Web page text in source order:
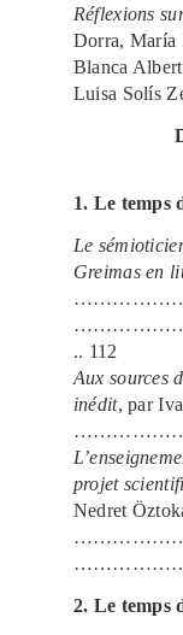
Réflexions
Dorra, María
Blanca
Luisa
1. Le temps
Le
Greimas en
.. 112
Aux sources
inédit, par
projet
Nedret
2. Le temps